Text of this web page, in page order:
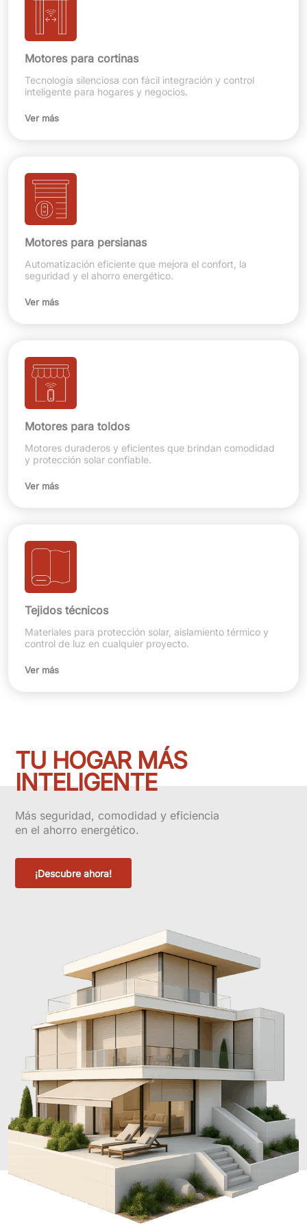
Motores para cortinas
Tecnología silenciosa con fácil integración y control
inteligente para hogares y negocios.
Ver más
Motores para persianas
Automatización eficiente que mejora el confort, la
seguridad y el ahorro energético.
Ver más
Motores para toldos
Motores duraderos y eficientes que brindan comodidad
y protección solar confiable.
Ver más
Tejidos técnicos
Materiales para protección solar, aislamiento térmico y
control de luz en cualquier proyecto.
Ver más
TU HOGAR MÁS
INTELIGENTE
Más seguridad, comodidad y eficiencia
en el ahorro energético.
¡Descubre ahora!